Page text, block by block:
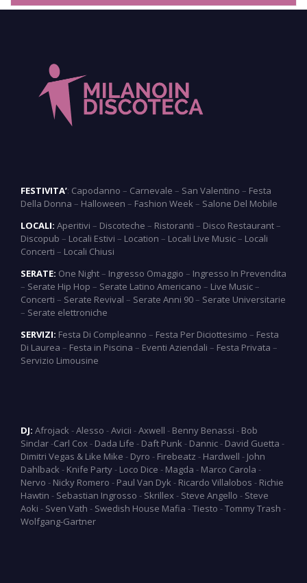
FESTIVITA’: Capodanno – Carnevale – San Valentino – Festa
Della Donna – Halloween – Fashion Week – Salone Del Mobile
LOCALI: Aperitivi – Discoteche – Ristoranti – Disco Restaurant–
Discopub – Locali Estivi – Location – Locali Live Music– Locali
Concerti – Locali Chiusi
SERATE: One Night– Ingresso Omaggio – Ingresso In Prevendita
– Serate Hip Hop – Serate Latino Americano – Live Music–
Concerti – Serate Revival – Serate Anni 90– Serate Universitarie
– Serate elettroniche
SERVIZI: Festa Di Compleanno – Festa Per Diciottesimo – Festa
Di Laurea – Festa in Piscina – Eventi Aziendali – Festa Privata –
Servizio Limousine
DJ: Afrojack -Alesso -Avicii -Axwell - Benny Benassi - Bob
Sinclar-Carl Cox- Dada Life - Daft Punk - Dannic- David Guetta -
Dimitri Vegas & Like Mike - Dyro - Firebeatz - Hardwell - John
Dahlback - Knife Party- Loco Dice - Magda - Marco Carola -
Nervo - Nicky Romero - Paul Van Dyk - Ricardo Villalobos - Richie
Hawtin - Sebastian Ingrosso - Skrillex- Steve Angello - Steve
Aoki - Sven Vath - Swedish House Mafia -Tiesto -Tommy Trash -
Wolfgang-Gartner